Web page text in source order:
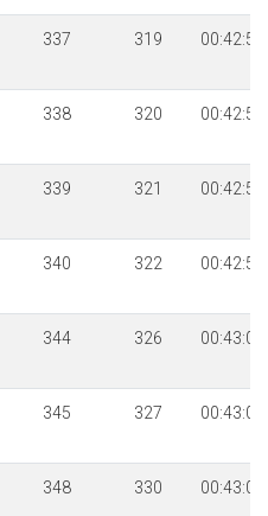
337 319 00:42:57
338 320 00:42:57
339 321 00:42:58
340 322 00:42:58
344 326 00:43:01
345 327 00:43:02
348 330 00:43:04